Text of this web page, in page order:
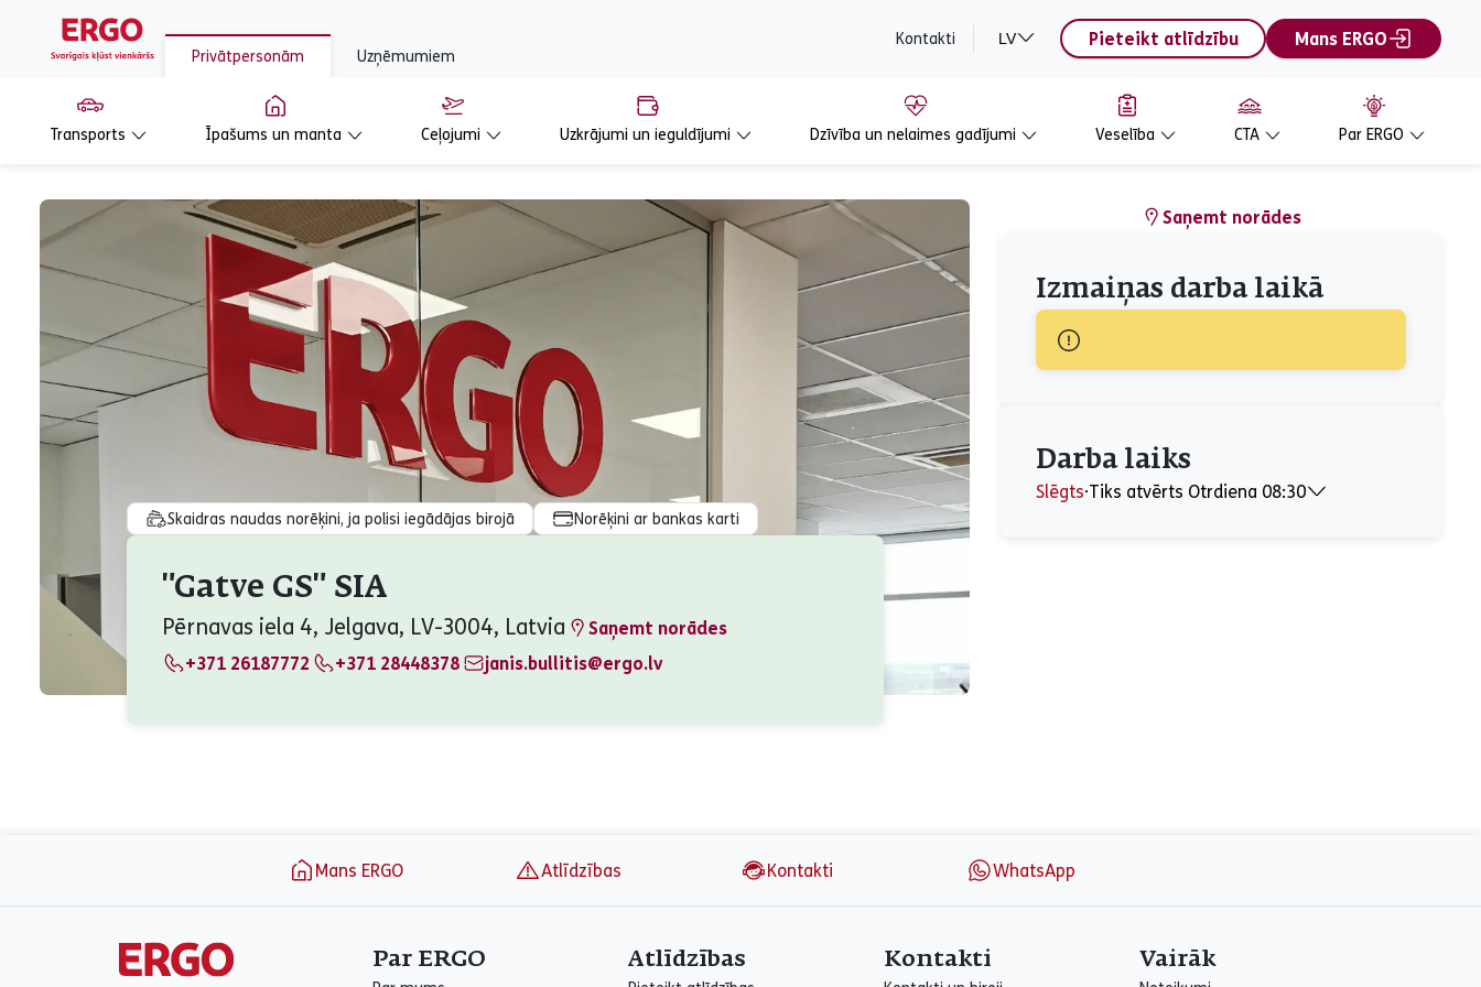
Privātpersonām Uzņēmumiem
Kontakti LV Pieteikt atlīdzību Mans ERGO
Transports Īpašums un manta Ceļojumi Uzkrājumi un ieguldījumi Dzīvība un nelaimes gadījumi Veselība CTA Par ERGO
Skaidras naudas norēķini, ja polisi iegādājas birojā Norēķini ar bankas karti
"Gatve GS" SIA
Pērnavas iela 4, Jelgava, LV-3004, Latvia
Saņemt norādes
+371 26187772
+371 28448378 janis.bullitis@ergo.lv
Saņemt norādes
Izmaiņas darba laikā
Darba laiks
Slēgts⋅Tiks atvērts Otrdiena 08:30
aria_label_footerMans ERGO Atlīdzības Kontakti WhatsApp
Par ERGO Atlīdzības Kontakti Vairāk